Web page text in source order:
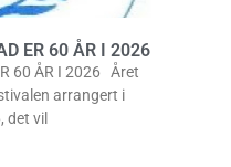
ER 60 ÅR I 2026
60 ÅR I 2026 Året
arrangert i
det vil